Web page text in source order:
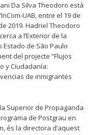
Da Silva Theodoro está
UAB, entre el 19 de
2019. Hadriel Theodoro
a l’Exterior de la
Estado de São Paulo
del projecte “Flujos
y Ciudadanía:
de inmigrantes
Superior de Propaganda
de Postgrau en
és la directora d’aquest